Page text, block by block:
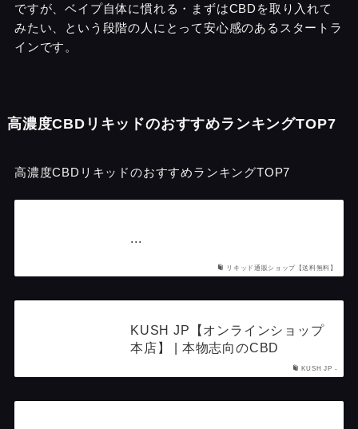
ですが、ベイプ自体に慣れる・まずはCBDを取り入れて
みたい、という段階の人にとって安心感のあるスタートラ
インです。
高濃度CBDリキッドのおすすめランキングTOP7
高濃度CBDリキッドのおすすめランキングTOP7
リキッド通販ショップ【送料無料】
...
KUSH JP -
KUSH JP【オンラインショップ
本店】 | 本物志向のCBD